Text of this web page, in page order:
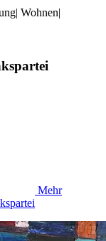
| Wohnen|
Mehr